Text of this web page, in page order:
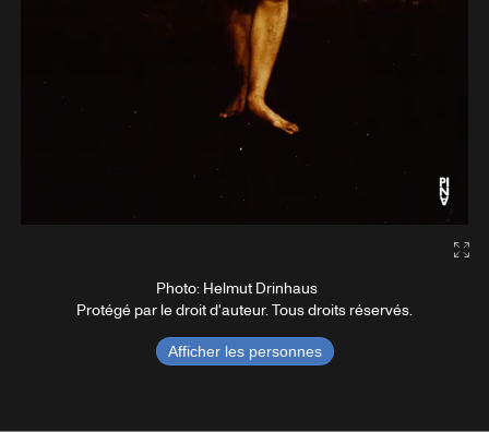
Photo: Helmut Drinhaus
Protégé par le droit d'auteur. Tous droits réservés.
Afficher les personnes